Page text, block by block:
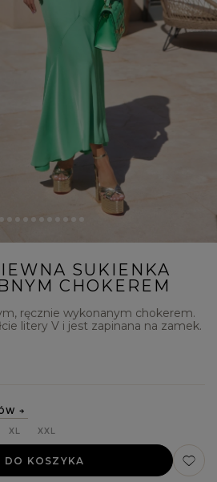
SUKIENKA
CHOKEREM
ręcznie wykonanym chokerem.
litery V i jest zapinana na zamek.
XL XXL
DO KOSZYKA